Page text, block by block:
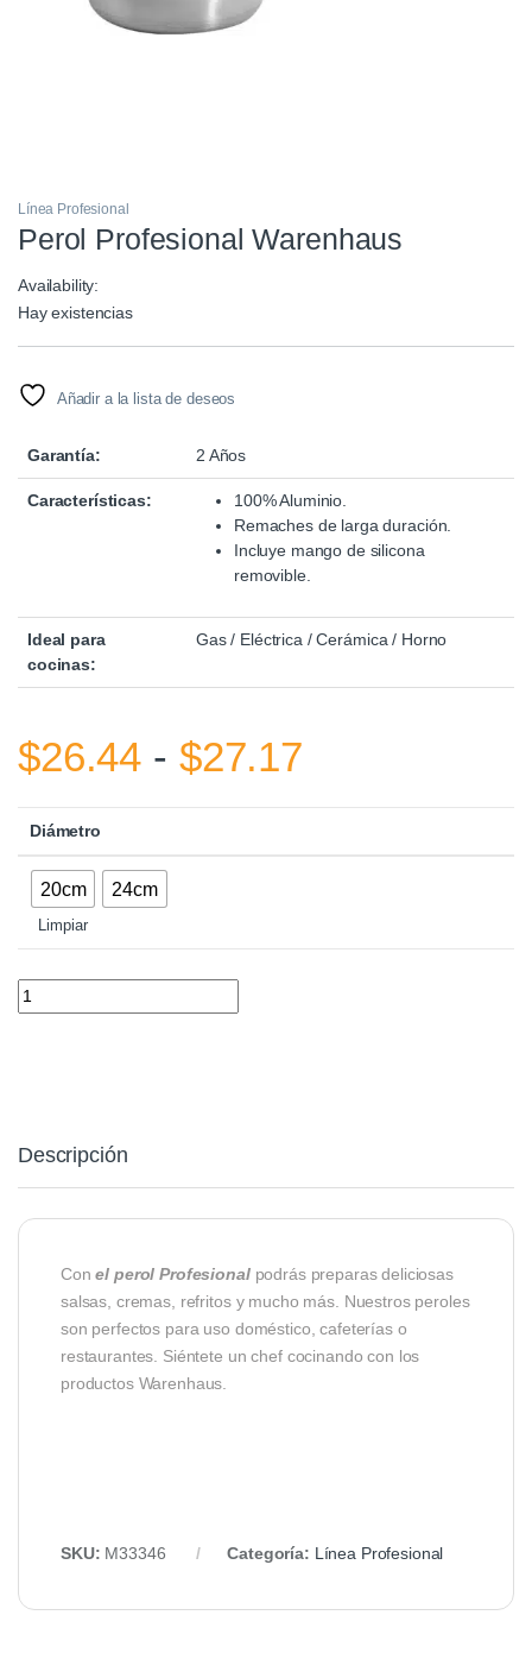
Línea Profesional
Perol Profesional Warenhaus
Availability:
Hay existencias
Añadir a la lista de deseos
Garantía: 2 Años
Características:
100% Aluminio.
Remaches de larga duración.
Incluye mango de silicona
removible.
Ideal para
cocinas:
Gas / Eléctrica / Cerámica / Horno
$26.44 - $27.17
Diámetro
20cm 24cm
Limpiar
Perol Profesional Warenhaus quantity
Descripción
Con el perol Profesionalpodrás preparas deliciosas
salsas, cremas, refritos y mucho más. Nuestros peroles
son perfectos para uso doméstico, cafeterías o
restaurantes. Siéntete un chef cocinando con los
productos Warenhaus.
SKU: M33346 Categoría: Línea Profesional